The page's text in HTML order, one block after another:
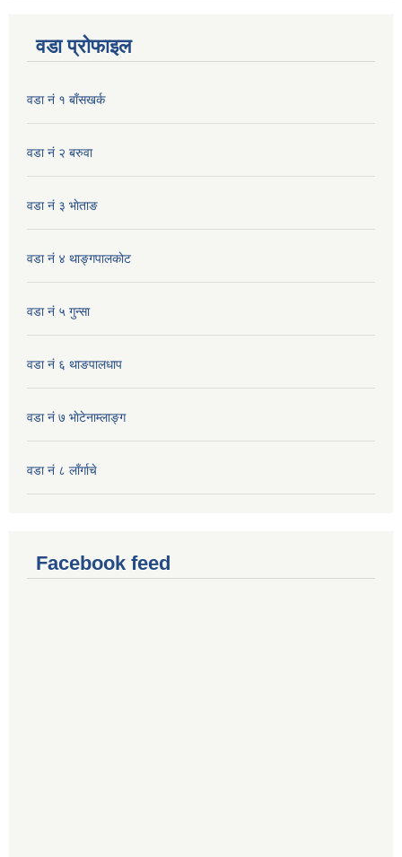
वडा प्रोफाइल
वडा नं १ बाँसखर्क
वडा नं २ बरुवा
वडा नं ३ भाेताङ
वडा नं ४ थाङ्गपालकाेट
वडा नं ५ गुन्सा
वडा नं ६ थाङपालधाप
वडा नं ७ भाेटेनाम्लाङ्ग
वडा नं ८ लाँर्गाचे
Facebook feed